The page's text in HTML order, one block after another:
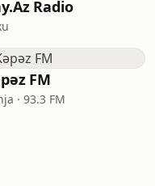
Radio
FM
· 93.3 FM